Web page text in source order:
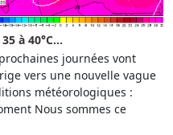
à 40°C...
journées vont
vers une nouvelle vague
météorologiques :
Nous sommes ce